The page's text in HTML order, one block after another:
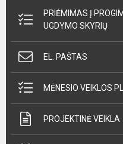
PRIĖMIMAS Į
UGDYMO SKYRIŲ
EL. PAŠTAS
MĖNESIO VEIKLOS
PROJEKTINĖ VEIKLA